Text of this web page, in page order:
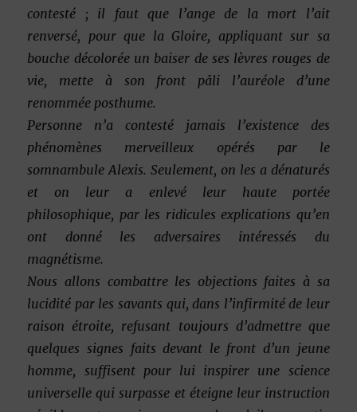
contesté ; il faut que l’ange de la mort l’ait
renversé, pour que la Gloire, appliquant sur sa
bouche décolorée un baiser de ses lèvres rouges de
vie, mette à son front pâli l’auréole d’une
renommée posthume.
Personne n’a contesté jamais l’existence des
phénomènes merveilleux opérés par le
somnambule Alexis. Seulement, on les a dénaturés
et on leur a enlevé leur haute portée
philosophique, par les ridicules explications qu’en
ont donné les adversaires intéressés du
magnétisme.
Nous allons combattre les objections faites à sa
lucidité par les savants qui, dans l’infirmité de leur
raison étroite, refusant toujours d’admettre que
quelques signes faits devant le front d’un jeune
homme, suffisent pour lui inspirer une science
universelle qui surpasse et éteigne leur instruction